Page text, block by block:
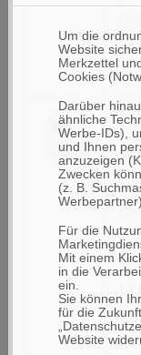
Um die
Website
Merkzettel
Cookies
Darüber
ähnliche
Werbe-IDs),
und Ihnen
anzuzeigen
Zwecken
(z. B.
Für die
Mit einem
in die
ein.
Sie können
für die
Website